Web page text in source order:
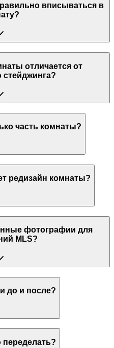
вписываться в
отличается от
стейджинга?
часть комнаты?
редизайн комнаты?
фотографии для
MLS?
до и после?